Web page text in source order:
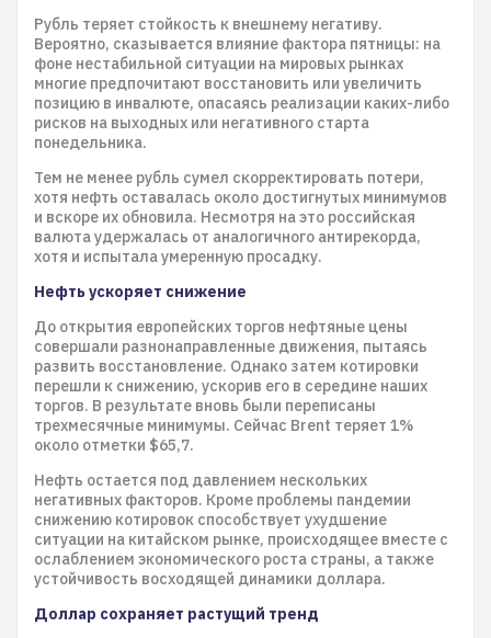
Рубль теряет стойкость к внешнему негативу.
Вероятно, сказывается влияние фактора пятницы: на
фоне нестабильной ситуации на мировых рынках
многие предпочитают восстановить или увеличить
позицию в инвалюте, опасаясь реализации каких-либо
рисков на выходных или негативного старта
понедельника.
Тем не менее рубль сумел скорректировать потери,
хотя нефть оставалась около достигнутых минимумов
и вскоре их обновила. Несмотря на это российская
валюта удержалась от аналогичного антирекорда,
хотя и испытала умеренную просадку.
Нефть ускоряет снижение
До открытия европейских торгов нефтяные цены
совершали разнонаправленные движения, пытаясь
развить восстановление. Однако затем котировки
перешли к снижению, ускорив его в середине наших
торгов. В результате вновь были переписаны
трехмесячные минимумы. Сейчас Brent теряет 1%
около отметки $65,7.
Нефть остается под давлением нескольких
негативных факторов. Кроме проблемы пандемии
снижению котировок способствует ухудшение
ситуации на китайском рынке, происходящее вместе с
ослаблением экономического роста страны, а также
устойчивость восходящей динамики доллара.
Доллар сохраняет растущий тренд